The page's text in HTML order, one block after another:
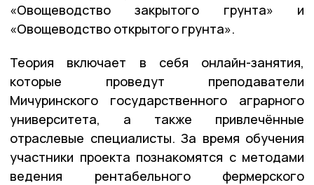
«Овощеводство закрытого грунта» и
«Овощеводство открытого грунта».
Теория включает в себя онлайн-занятия,
которые проведут преподаватели
Мичуринского государственного аграрного
университета, а также привлечённые
отраслевые специалисты. За время обучения
участники проекта познакомятся с методами
ведения рентабельного фермерского